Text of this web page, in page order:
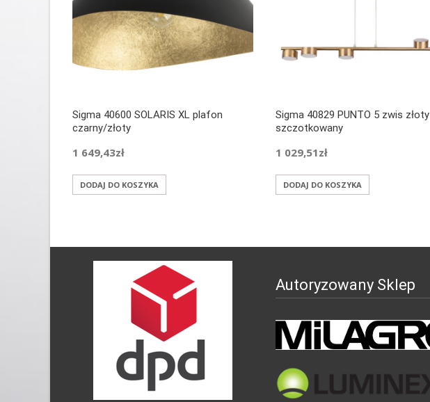
Sigma 40600 SOLARIS XL plafon
czarny/złoty
1 649,43zł
DODAJ DO KOSZYKA
Sigma 40829 PUNTO 5 zwis złoty
szczotkowany
1 029,51zł
DODAJ DO KOSZYKA
Autoryzowany Sklep